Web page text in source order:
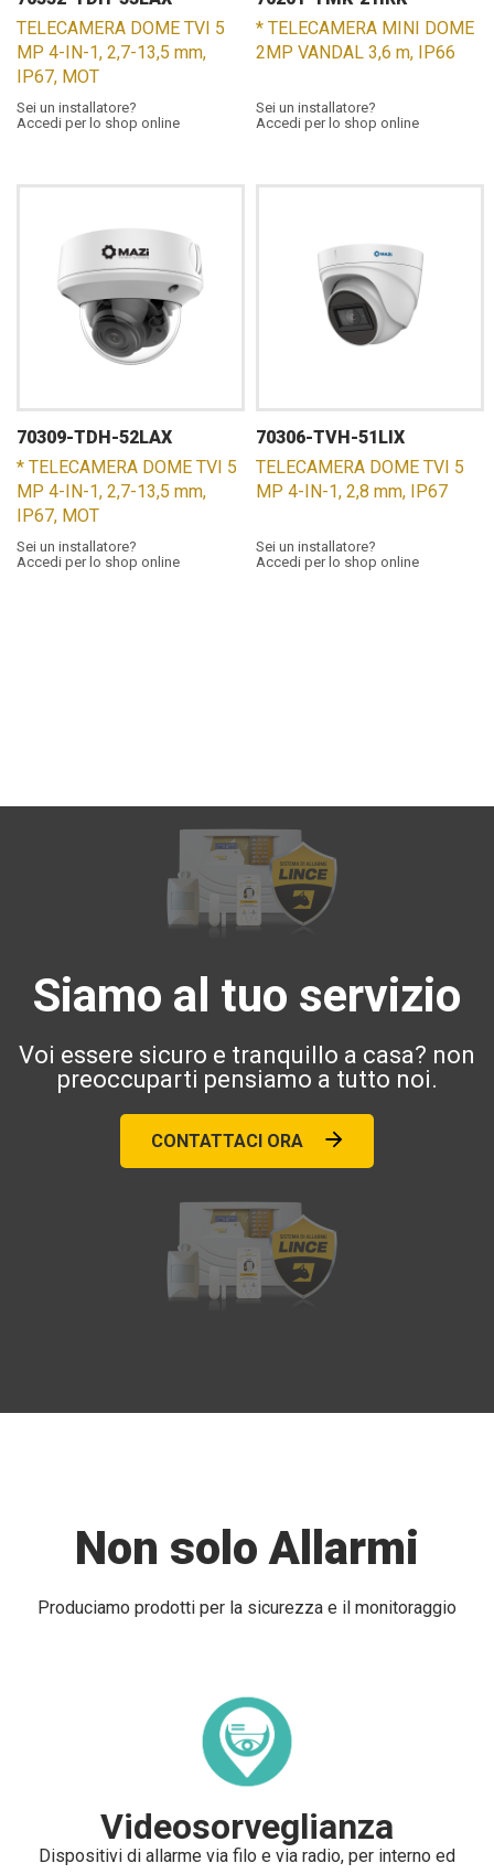
TELECAMERA DOME TVI 5
MP 4-IN-1, 2,7-13,5 mm,
IP67, MOT
Sei un installatore?
Accedi per lo shop online
* TELECAMERA MINI DOME
2MP VANDAL 3,6 m, IP66
Sei un installatore?
Accedi per lo shop online
70309-TDH-52LAX
* TELECAMERA DOME TVI 5
MP 4-IN-1, 2,7-13,5 mm,
IP67, MOT
Sei un installatore?
Accedi per lo shop online
70306-TVH-51LIX
TELECAMERA DOME TVI 5
MP 4-IN-1, 2,8 mm, IP67
Sei un installatore?
Accedi per lo shop online
Siamo al tuo servizio
Voi essere sicuro e tranquillo a casa? non
preoccuparti pensiamo a tutto noi.
CONTATTACI ORA
Non solo Allarmi
Produciamo prodotti per la sicurezza e il monitoraggio
Videosorveglianza
Dispositivi di allarme via filo e via radio, per interno ed